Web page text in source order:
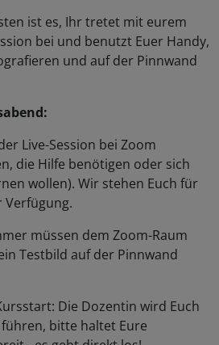
ist es, Ihr tretet mit eurem
bei und benutzt Euer Handy,
und auf der Pinnwand
Live-Session bei Zoom
die Hilfe benötigen oder sich
wollen). Wir stehen Euch für
Verfügung.
müssen dem Zoom-Raum
Testbild auf der Pinnwand
Die Dozentin wird Euch
bitte haltet Eure